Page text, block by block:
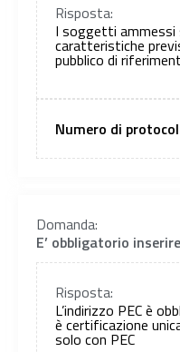
Risposta:
I soggetti ammessi
caratteristiche
pubblico di
Numero di
Domanda:
E’ obbligatorio
Risposta:
L’indirizzo PEC è
è certificazione
solo con PEC